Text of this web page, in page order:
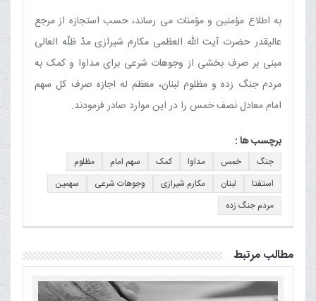
به اطلاع مؤمنین و مؤمنات می رساند، حسب استجازه از مرجع
عالیقدر حضرت آیت الله العظمی مکارم شیرازی مدّ ظلّه العالی
مبنی بر صرف بخشی از وجوهات شرعی برای مداوا و کمک به
مردم جنگ زده و مظلوم لبنان، معظم له اجازه صرف کل سهم
امام معادل نصف خمس را در این موارد صادر فرمودند.
برچسب ها :
جنگ خمس مداوا کمک سهم امام
مظلوم
استفتا
لبنان مکارم شیرازی وجوهات شرعی
سهمین
مردم جنگ زده
مطالب مرتبط